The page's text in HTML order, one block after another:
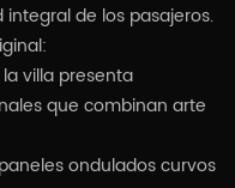
de los pasajeros.
villa presenta
que combinan arte
ondulados curvos